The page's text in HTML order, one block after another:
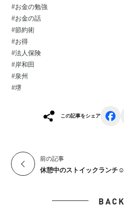
#お金の勉強⁡
#お金の話⁡
#節約術
#お得⁡
#法人保険
#岸和田
#泉州
#堺
この記事をシェア
前の記事
休憩中のストイックランチ☺︎
BACK